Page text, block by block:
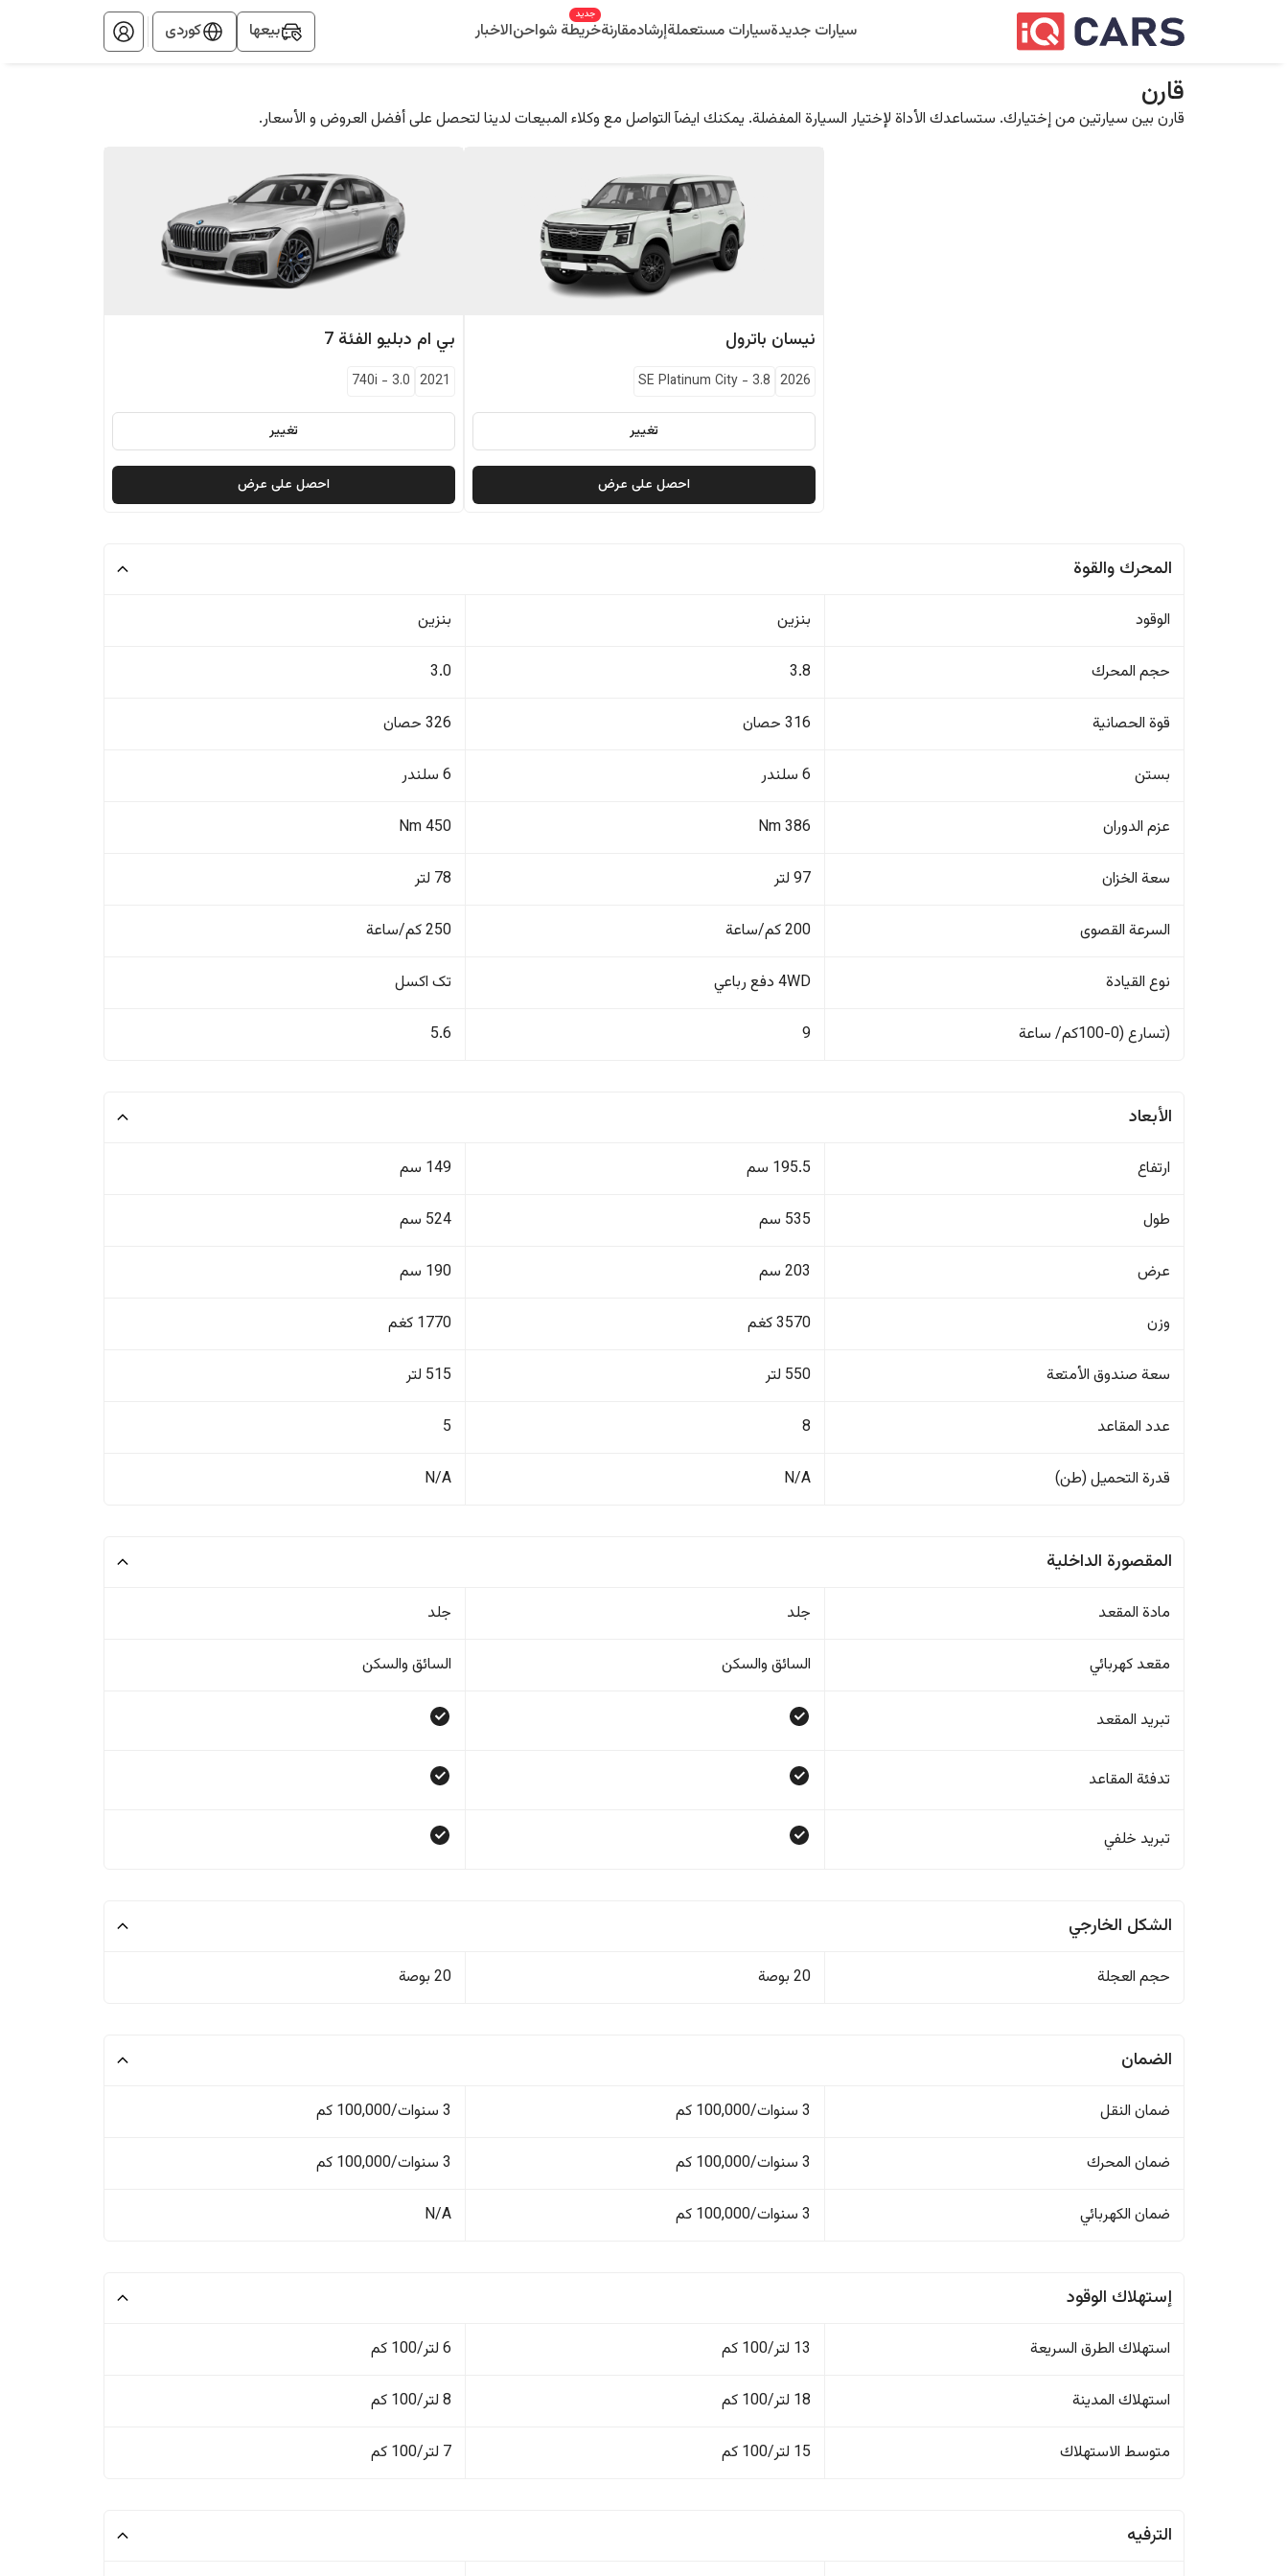
سيارات جديدةسيارات مستعملةإرشادمقارنةخريطة شواحن
جديد
الاخبار بيعها کوردی
قارن
قارن بين سيارتين من إختيارك. ستساعدك الأداة لإختيار السيارة المفضلة. يمكنك ايضآ التواصل مع وكلاء المبيعات لدينا لتحصل على أفضل العروض و الأسعار.
نيسان باترول
2026
SE Platinum City - 3.8
تغيير
احصل على عرض
بي ام دبليو الفئة 7
2021
740i - 3.0
تغيير
احصل على عرض
المحرك والقوة
الوقود بنزين بنزين
حجم المحرك 3.8
3.0
قوة الحصانية 316 حصان 326 حصان
بستن 6 سلندر 6 سلندر
عزم الدوران 386 Nm
450 Nm
سعة الخزان 97 لتر 78 لتر
السرعة القصوى 200 كم/ساعة 250 كم/ساعة
نوع القيادة 4WD دفع رباعي تک اکسل
(تسارع (0-100كم/ ساعة 9
5.6
الأبعاد
ارتفاع 195.5 سم 149 سم
طول 535 سم 524 سم
عرض 203 سم 190 سم
وزن 3570 كغم 1770 كغم
سعة صندوق الأمتعة 550 لتر 515 لتر
عدد المقاعد 8
5
قدرة التحميل (طن) N/A
N/A
المقصورة الداخلية
مادة المقعد جلد جلد
مقعد كهربائي السائق والسکن السائق والسکن
تبريد المقعد
تدفئة المقاعد
تبريد خلفي
الشكل الخارجي
حجم العجلة 20 بوصة 20 بوصة
الضمان
ضمان النقل 3 سنوات/100,000 كم 3 سنوات/100,000 كم
ضمان المحرك 3 سنوات/100,000 كم 3 سنوات/100,000 كم
ضمان الكهربائي 3 سنوات/100,000 كم N/A
إستهلاك الوقود
استهلاك الطرق السريعة 13 لتر/100 كم 6 لتر/100 كم
استهلاك المدينة 18 لتر/100 كم 8 لتر/100 كم
متوسط الاستهلاك 15 لتر/100 كم 7 لتر/100 كم
الترفيه